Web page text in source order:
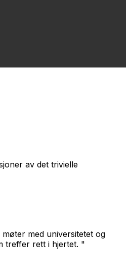
av det trivielle
med universitetet og
treffer rett i hjertet. "